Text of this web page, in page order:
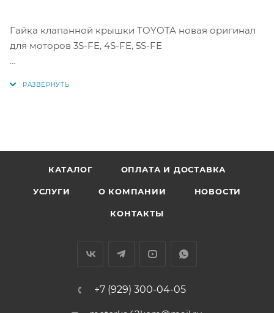
Гайка клапанной крышки TOYOTA новая оригинал
для моторов 3S-FE, 4S-FE, 5S-FE
КАТАЛОГ ОПЛАТА И ДОСТАВКА
УСЛУГИ О КОМПАНИИ НОВОСТИ
КОНТАКТЫ
+7 (929) 300-04-05